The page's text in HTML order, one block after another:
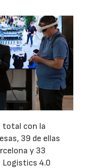
total con la
39 de ellas
y 33
4.0